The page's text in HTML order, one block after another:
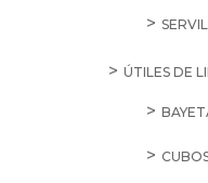
ÚTILES DE